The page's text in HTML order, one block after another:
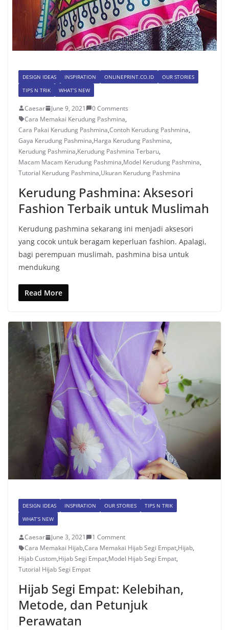
DESIGN IDEAS INSPIRATION ONLINEPRINT.CO.ID
OUR STORIES
TIPS N TRIK
WHAT’S NEW
Caesar June 9, 2021
0 Comments
Cara Memakai Kerudung Pashmina,
Cara Pakai Kerudung Pashmina,Contoh Kerudung Pashmina,
Gaya Kerudung Pashmina,Harga Kerudung Pashmina,
Kerudung Pashmina,Kerudung Pashmina Terbaru,
Macam Macam Kerudung Pashmina,Model Kerudung Pashmina,
Tutorial Kerudung Pashmina,Ukuran Kerudung Pashmina
Kerudung Pashmina: Aksesori
Fashion Terbaik untuk Muslimah
Kerudung pashmina sekarang ini menjadi aksesori
yang cocok untuk beragam keperluan fashion. Apalagi,
bagi perempuan muslimah, pashmina bisa untuk
mendukung
Read More
DESIGN IDEAS INSPIRATION OUR STORIES
TIPS N TRIK
WHAT’S NEW
Caesar June 3, 2021
1 Comment
Cara Memakai Hijab,Cara Memakai Hijab Segi Empat,Hijab,
Hijab Custom,Hijab Segi Empat,Model Hijab Segi Empat,
Tutorial Hijab Segi Empat
Hijab Segi Empat: Kelebihan,
Metode, dan Petunjuk
Perawatan